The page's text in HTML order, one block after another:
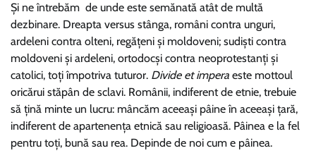
Şi ne întrebăm de unde este semănată atât de multă
dezbinare. Dreapta versus stânga, români contra unguri,
ardeleni contra olteni, regăţeni şi moldoveni; sudişti contra
moldoveni şi ardeleni, ortodocşi contra neoprotestanţi şi
catolici, toţi împotriva tuturor. Divide et impera este mottoul
oricărui stăpân de sclavi. Românii, indiferent de etnie, trebuie
să ţină minte un lucru: mâncăm aceeaşi pâine în aceeaşi ţară,
indiferent de apartenenţa etnică sau religioasă. Pâinea e la fel
pentru toţi, bună sau rea. Depinde de noi cum e pâinea.